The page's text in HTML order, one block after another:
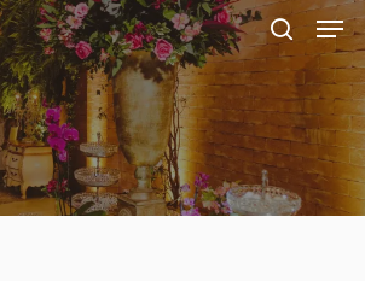
search
Menu
Close
Filters
Menu